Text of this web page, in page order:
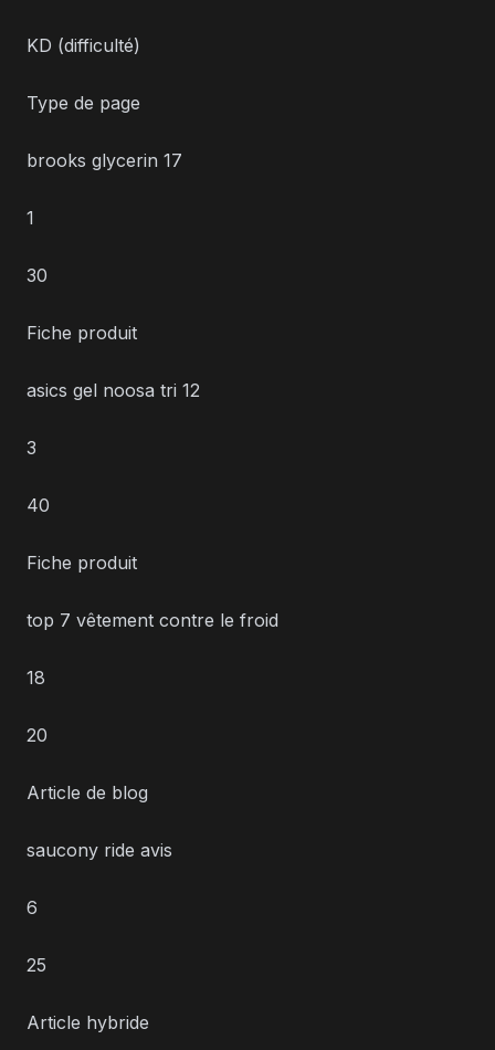
KD (difficulté)
Type de page
brooks glycerin 17
1
30
Fiche produit
asics gel noosa tri 12
3
40
Fiche produit
top 7 vêtement contre le froid
18
20
Article de blog
saucony ride avis
6
25
Article hybride